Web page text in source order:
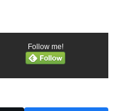
Follow me!